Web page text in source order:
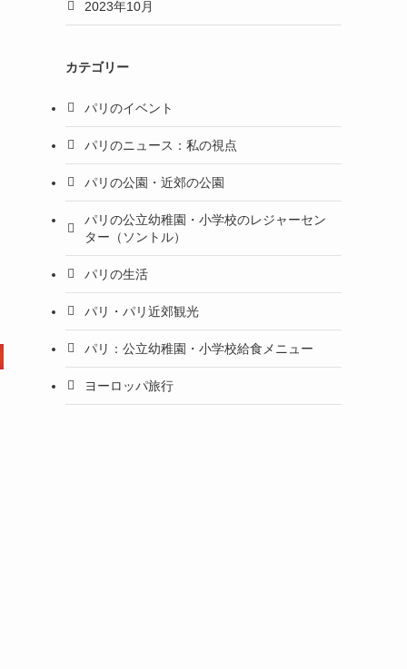
2023年10月
カテゴリー
パリのイベント
パリのニュース：私の視点
パリの公園・近郊の公園
パリの公立幼稚園・小学校のレジャーセン
ター（ソントル）
パリの生活
パリ・パリ近郊観光
パリ：公立幼稚園・小学校給食メニュー
ヨーロッパ旅行